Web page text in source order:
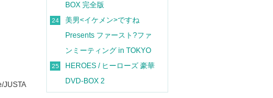
JUSTA
BOX 完全版
24
美男<イケメン>ですね
Presents ファースト?ファ
ンミーティング in TOKYO
25
HEROES / ヒーローズ 豪華
DVD-BOX 2